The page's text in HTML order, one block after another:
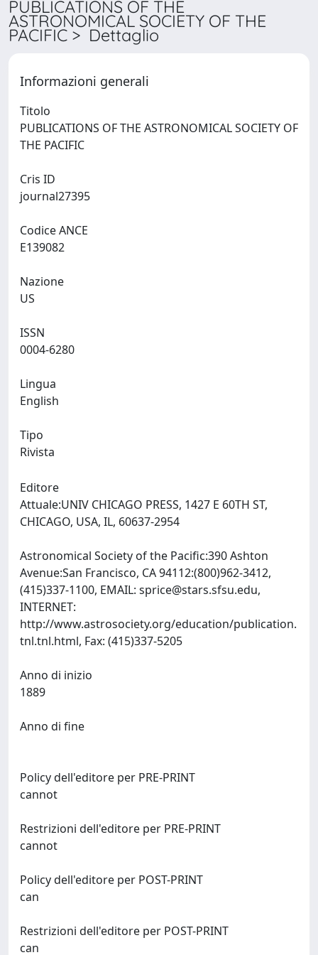
PUBLICATIONS OF THE
ASTRONOMICAL SOCIETY OF THE
PACIFIC > Dettaglio
Informazioni generali
Titolo
PUBLICATIONS OF THE ASTRONOMICAL SOCIETY OF
Cris ID
Codice ANCE
Nazione
ISSN
Lingua
Tipo
Rivista
Editore
Attuale:UNIV CHICAGO PRESS, 1427 E 60TH ST,
CHICAGO, USA, IL, 60637-2954
Astronomical Society of the Pacific:390 Ashton
Avenue:San Francisco, CA 94112:(800)962-3412,
(415)337-1100, EMAIL: sprice@stars.sfsu.edu,
INTERNET:
http://www.astrosociety.org/education/publication.
Anno di inizio
Anno di fine
Policy dell'editore per PRE-PRINT
Restrizioni dell'editore per PRE-PRINT
Policy dell'editore per POST-PRINT
Restrizioni dell'editore per POST-PRINT